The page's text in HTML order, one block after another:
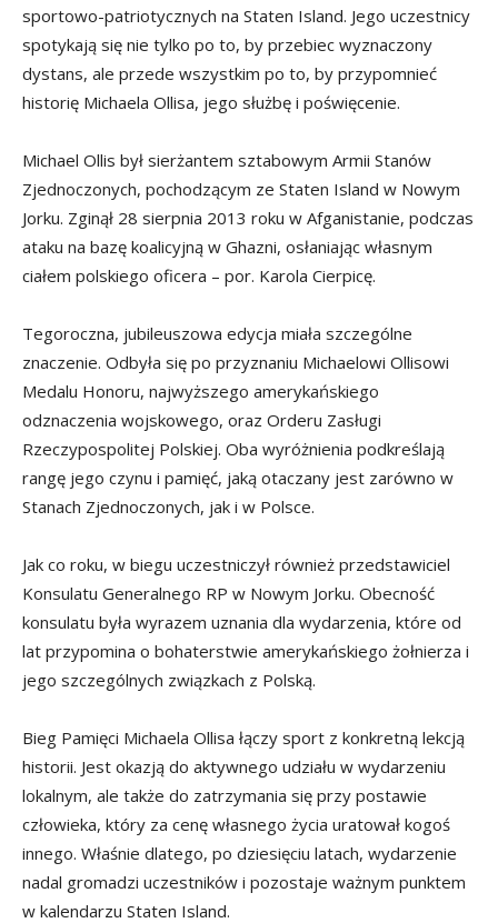
sportowo-patriotycznych na Staten Island. Jego uczestnicy
spotykają się nie tylko po to, by przebiec wyznaczony
dystans, ale przede wszystkim po to, by przypomnieć
historię Michaela Ollisa, jego służbę i poświęcenie.
Michael Ollis był sierżantem sztabowym Armii Stanów
Zjednoczonych, pochodzącym ze Staten Island w Nowym
Jorku. Zginął 28 sierpnia 2013 roku w Afganistanie, podczas
ataku na bazę koalicyjną w Ghazni, osłaniając własnym
ciałem polskiego oficera – por. Karola Cierpicę.
Tegoroczna, jubileuszowa edycja miała szczególne
znaczenie. Odbyła się po przyznaniu Michaelowi Ollisowi
Medalu Honoru, najwyższego amerykańskiego
odznaczenia wojskowego, oraz Orderu Zasługi
Rzeczypospolitej Polskiej. Oba wyróżnienia podkreślają
rangę jego czynu i pamięć, jaką otaczany jest zarówno w
Stanach Zjednoczonych, jak i w Polsce.
Jak co roku, w biegu uczestniczył również przedstawiciel
Konsulatu Generalnego RP w Nowym Jorku. Obecność
konsulatu była wyrazem uznania dla wydarzenia, które od
lat przypomina o bohaterstwie amerykańskiego żołnierza i
jego szczególnych związkach z Polską.
Bieg Pamięci Michaela Ollisa łączy sport z konkretną lekcją
historii. Jest okazją do aktywnego udziału w wydarzeniu
lokalnym, ale także do zatrzymania się przy postawie
człowieka, który za cenę własnego życia uratował kogoś
innego. Właśnie dlatego, po dziesięciu latach, wydarzenie
nadal gromadzi uczestników i pozostaje ważnym punktem
w kalendarzu Staten Island.